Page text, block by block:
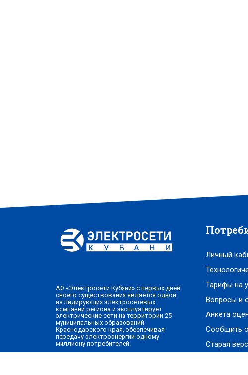
АО «Электросети Кубани» с первых дней
своего существования является одной
из лидирующих электросетевых
компаний региона и эксплуатирует
электрические сети на территории 25
муниципальных образований
Краснодарского края, обеспечивая
передачу электроэнергии одному
миллиону потребителей.
Личный
Тарифы на
Вопросы и
Анкета
Сообщить
Старая